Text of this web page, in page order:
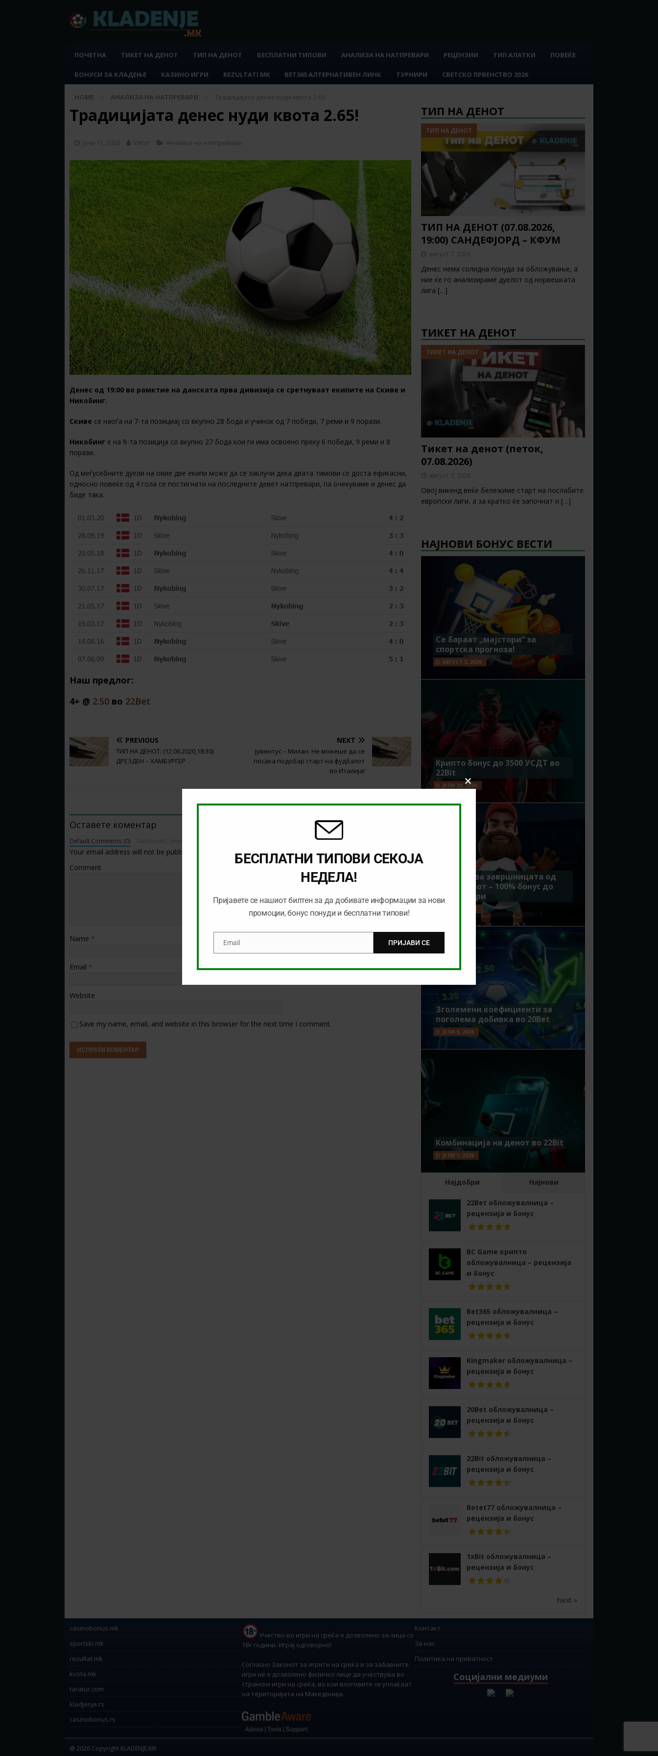
ПОЧЕТНА ТИКЕТ НА ДЕНОТ ТИП НА ДЕНОТ БЕСПЛАТНИ ТИПОВИ АНАЛИЗА НА НАТПРЕВАРИ РЕЦЕНЗИИ ТИП АЛАТКИ ПОВЕЌЕ
БОНУСИ ЗА КЛАДЕЊЕ КАЗИНО ИГРИ REZULTATI MK BET365 АЛТЕРНАТИВЕН ЛИНК ТУРНИРИ СВЕТСКО ПРВЕНСТВО 2026
HOME АНАЛИЗА НА НАТПРЕВАРИ Традицијата денес нуди квота 2.65!
Традицијата денес нуди квота 2.65!
јуни 12, 2020 Viktor Анализа на натпревари
Денес од 19:00 во рамктие на данската прва дивизија се сретнуваат екипите на Скиве и
Никобинг.
Скиве се наоѓа на 7-та позициај со вкупно 28 бода и учинок од 7 победи, 7 реми и 9 порази.
Никобинг е на 9-та позиција со вкупно 27 бода кои ги има освоено преку 6 победи, 9 реми и 8
порази.
Од меѓусебните дуели на овие две екипи може да се заклучи дека двата тимови се доста ефикасни,
односно повеќе од 4 гола се постигнати на последните девет натпревари, па очекуваме и денес да
биде така.
Наш предлог:
4+ @ 2.50 во 22Bet
PREVIOUS
ТИП НА ДЕНОТ: (12.06.2020,18:30)
ДРЕЗДЕН – ХАМБУРГЕР
NEXT
Јувентус – Милан: Не можеше да се
посака подобар старт на фудбалот
во Италија!
BE THE FIRST TO COMMENT
Оставете коментар
Default Comments (0)
Your email address will not be published.
Comment
Name *
Email *
Website
Save my name, email, and website in this browser for the next time I comment.
ТИП НА ДЕНОТ
ТИП НА ДЕНОТ
ТИП НА ДЕНОТ (07.08.2026,
19:00) САНДЕФЈОРД – КФУМ
август 7, 2026
Денес нема солидна понуда за обложување, а
ние ќе го анализираме дуелот од норвешката
лига […]
ТИКЕТ НА ДЕНОТ
ТИКЕТ НА ДЕНОТ
Тикет на денот (петок,
07.08.2026)
август 7, 2026
Овој викенд веќе бележиме старт на послабите
европски лиги, а за кратко ќе започнат и […]
НАЈНОВИ БОНУС ВЕСТИ
Се бараат „мајстори“ за
спортска прогноза!
АВГУСТ 5, 2026
Крипто бонус до 3500 УСДТ во
22Bit
ЈУЛИ 29, 2026
Идеално за завршницата од
Мундијалот – 100% бонус до
7500 денари
ЈУЛИ 15, 2026
Зголемени коефициенти за
поголема добивка во 20Bet
ЈУЛИ 8, 2026
Комбинација на денот во 22Bit
ЈУЛИ 1, 2026
Најдобри Најнови
22Bet обложувалница –
рецензија и бонус
BC Game крипто
обложувалница – рецензија
и бонус
Bet365 обложувалница –
рецензија и бонус
Kingmaker обложувалница –
рецензија и бонус
20Bet обложувалница –
рецензија и бонус
22Bit обложувалница –
рецензија и бонус
Betet77 обложувалница –
рецензија и бонус
1xBit обложувалница –
рецензија и бонус
Next »
casinobonus.mk
sportski.mk
rezultat.mk
kvota.mk
taratur.com
kladjenje.rs
casinobonus.rs
Учество во игри на среќа е дозволено за лица со
18+ години. Играј одговорно!
Согласно Законот за игрите на среќа и за забавните
игри не е дозволено физичко лице да учествува во
странски игри на среќа, во кои влоговите се уплаќаат
на територијата на Македонија.
Контакт
За нас
Политика на приватност
Социјални медиуми
@ 2026 Copyright KLADENJE.MK
Close
module
БЕСПЛАТНИ ТИПОВИ СЕКОЈА
НЕДЕЛА!
Пријавете се нашиот билтен за да добивате информации за нови
промоции, бонус понуди и бесплатни типови!
EmailEmail ПРИЈАВИ СЕ